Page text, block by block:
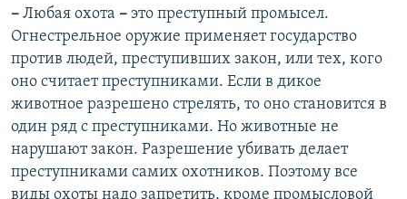
– Любая охота – это преступный промысел.
Огнестрельное оружие применяет государство
против людей, преступивших закон, или тех, кого
оно считает преступниками. Если в дикое
животное разрешено стрелять, то оно становится в
один ряд с преступниками. Но животные не
нарушают закон. Разрешение убивать делает
преступниками самих охотников. Поэтому все
виды охоты надо запретить, кроме промысловой